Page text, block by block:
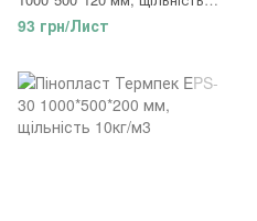
10кг/м3
93 грн/Лист